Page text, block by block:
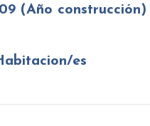
(Año construcción)
es